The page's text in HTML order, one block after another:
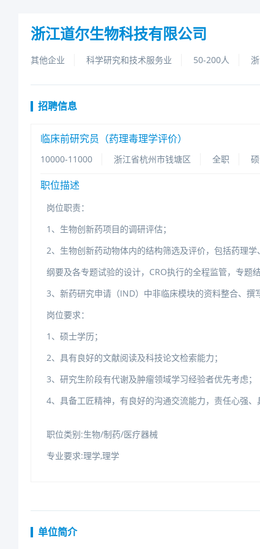
浙江道尔生物科技有限公司
其他企业 科学研究和技术服务业 50-200人
招聘信息
临床前研究员（药理毒理学评价）
10000-11000 浙江省杭州市钱塘区 全职
职位描述
岗位职责：
1、生物创新药项目的调研评估；
2、生物创新药动物体内的结构筛选及评价，包括药理
纲要及各专题试验的设计，CRO执行的全程监管，专题
3、新药研究申请（IND）中非临床模块的资料整合、撰
岗位要求：
1、硕士学历；
2、具有良好的文献阅读及科技论文检索能力；
3、研究生阶段有代谢及肿瘤领域学习经验者优先考虑；
4、具备工匠精神，有良好的沟通交流能力，责任心强、
职位类别:生物/制药/医疗器械
专业要求:理学,理学
单位简介